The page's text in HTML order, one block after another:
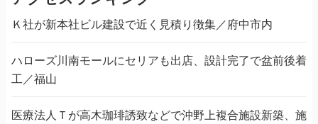
Ｋ社が新本社ビル建設で近く見積り徴集／府中市内
ハローズ川南モールにセリアも出店、設計完了で盆前後着
工／福山
医療法人Ｔが高木珈琲誘致などで沖野上複合施設新築、施